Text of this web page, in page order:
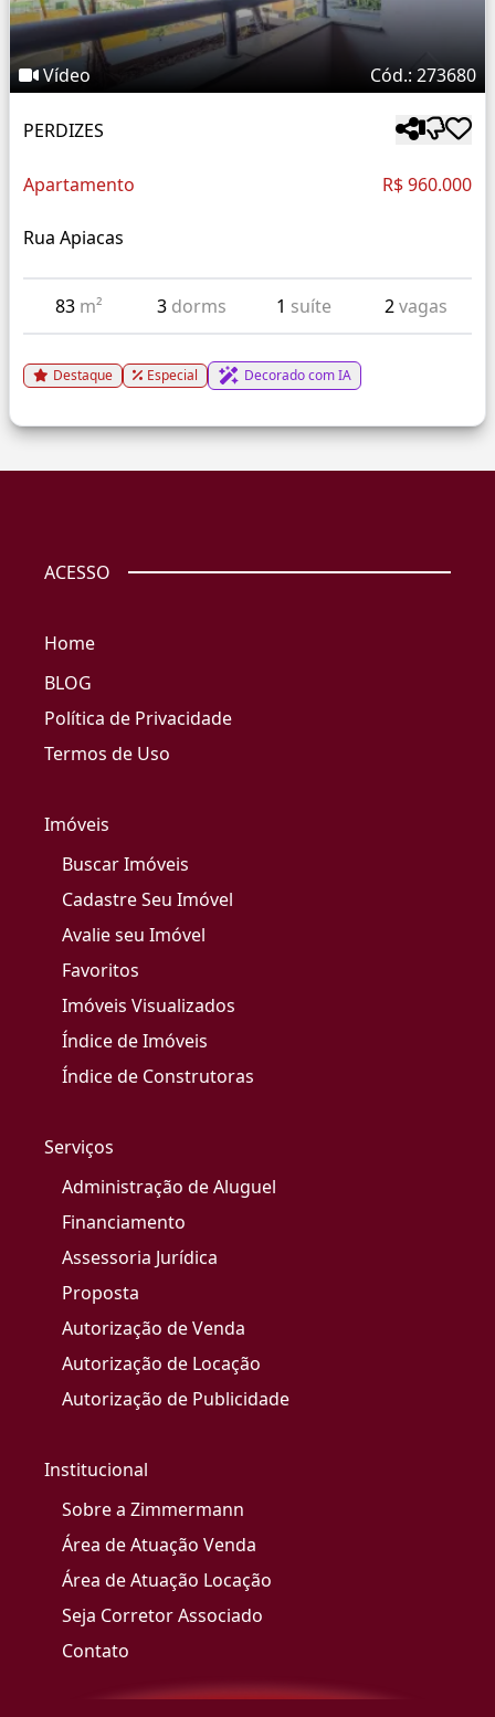
Vídeo Cód.: 273680
PERDIZES
Apartamento R$ 960.000
Rua Apiacas
83 m² 3 dorms 1 suíte 2vagas
Destaque Especial Decorado com IA
ACESSO
Home
BLOG
Política de Privacidade
Termos de Uso
Imóveis
Buscar Imóveis
Cadastre Seu Imóvel
Avalie seu Imóvel
Favoritos
Imóveis Visualizados
Índice de Imóveis
Índice de Construtoras
Serviços
Administração de Aluguel
Financiamento
Assessoria Jurídica
Proposta
Autorização de Venda
Autorização de Locação
Autorização de Publicidade
Institucional
Sobre a Zimmermann
Área de Atuação Venda
Área de Atuação Locação
Seja Corretor Associado
Contato